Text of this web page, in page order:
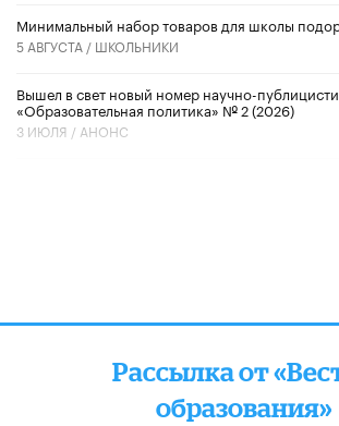
Минимальный набор товаров для школы
5 АВГУСТА / ШКОЛЬНИКИ
Вышел в свет новый номер научно-
«Образовательная политика» № 2 (2026)
3 ИЮЛЯ / АНОНС
Рассылка от
образования»